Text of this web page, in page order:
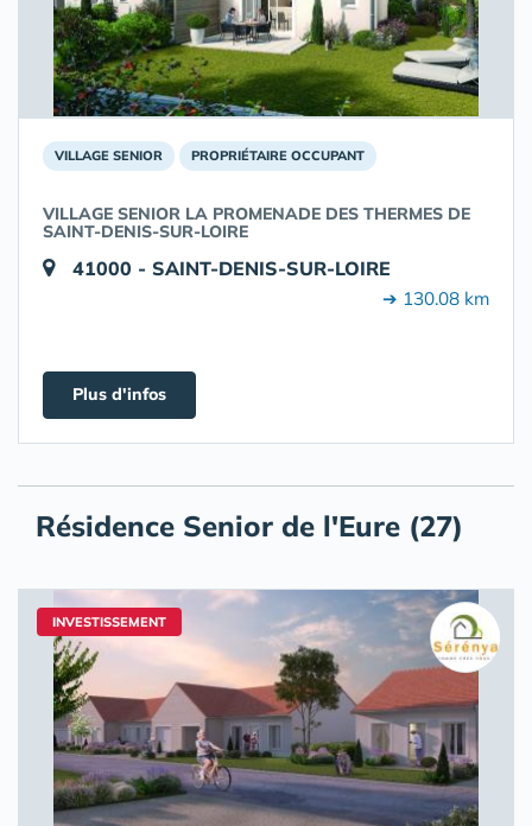
VILLAGE SENIOR PROPRIÉTAIRE OCCUPANT
VILLAGE SENIOR LA PROMENADE DES THERMES DE
SAINT-DENIS-SUR-LOIRE
41000 - SAINT-DENIS-SUR-LOIRE
➔ 130.08 km
Plus d'infos
Résidence Senior de l'Eure (27)
INVESTISSEMENT